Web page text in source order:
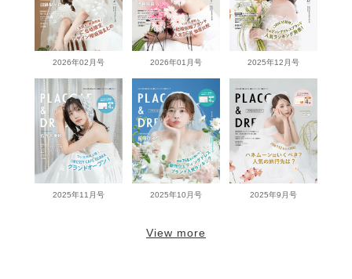
2026年02月号 2026年01月号 2025年12月号
2025年11月号 2025年10月号 2025年9月号
View more